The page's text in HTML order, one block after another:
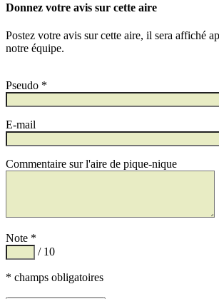
Donnez votre avis sur cette aire
Postez votre avis sur cette aire, il sera affiché
notre équipe.
Pseudo *
E-mail
Commentaire sur l'aire de pique-nique
Note *
/ 10
* champs obligatoires